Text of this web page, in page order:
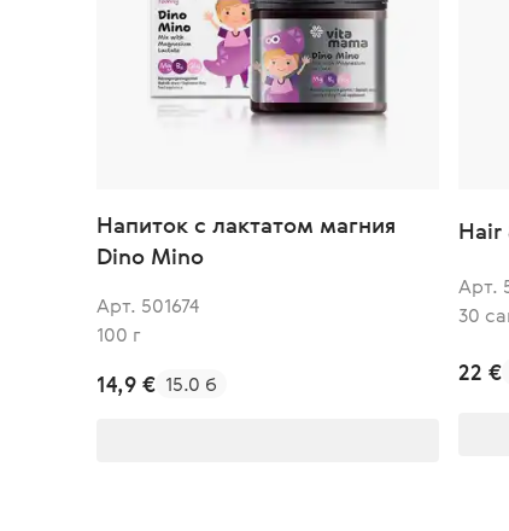
Напиток с лактатом магния
Dino Mino
Арт. 501674
100 г
14,9 € 15.0 б
Hair
Арт.
30
22 €